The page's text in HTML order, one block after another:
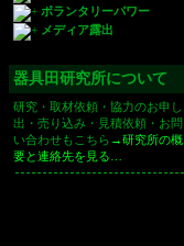
ボランタリーパワー
メディア露出
器具田研究所について
研究・取材依頼・協力のお申し
出・売り込み・見積依頼・お問
い合わせもこちら →研究所の概
要と連絡先を見る…